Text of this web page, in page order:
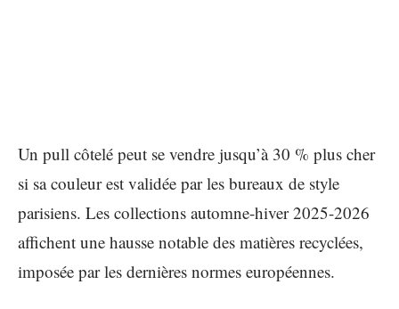
Un pull côtelé peut se vendre jusqu’à 30 % plus cher
si sa couleur est validée par les bureaux de style
parisiens. Les collections automne-hiver 2025-2026
affichent une hausse notable des matières recyclées,
imposée par les dernières normes européennes.